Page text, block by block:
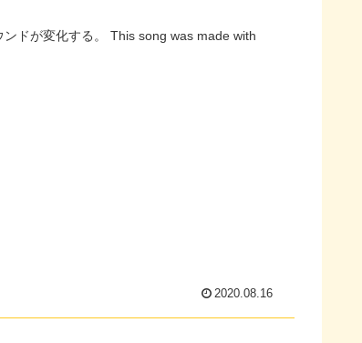
2020.08.16